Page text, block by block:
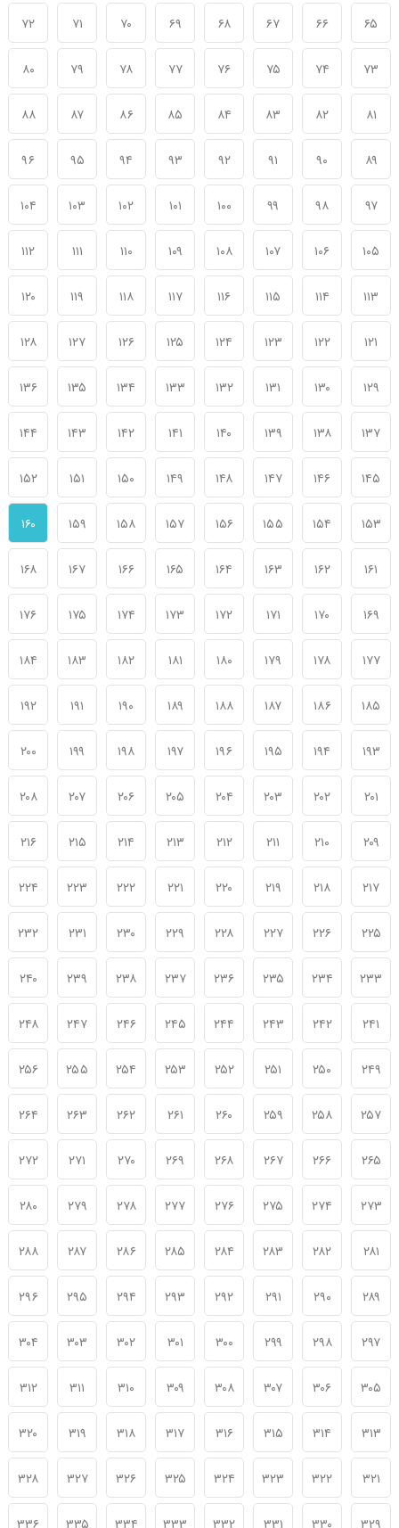
۶۵ ۶۶ ۶۷ ۶۸ ۶۹ ۷۰ ۷۱ ۷۲
۷۳ ۷۴ ۷۵ ۷۶ ۷۷ ۷۸ ۷۹ ۸۰
۸۱ ۸۲ ۸۳ ۸۴ ۸۵ ۸۶ ۸۷ ۸۸
۸۹ ۹۰ ۹۱ ۹۲ ۹۳ ۹۴ ۹۵ ۹۶
۹۷ ۹۸ ۹۹ ۱۰۰ ۱۰۱ ۱۰۲ ۱۰۳ ۱۰۴
۱۰۵ ۱۰۶ ۱۰۷ ۱۰۸ ۱۰۹ ۱۱۰ ۱۱۱ ۱۱۲
۱۱۳ ۱۱۴ ۱۱۵ ۱۱۶ ۱۱۷ ۱۱۸ ۱۱۹ ۱۲۰
۱۲۱ ۱۲۲ ۱۲۳ ۱۲۴ ۱۲۵ ۱۲۶ ۱۲۷ ۱۲۸
۱۲۹ ۱۳۰ ۱۳۱ ۱۳۲ ۱۳۳ ۱۳۴ ۱۳۵ ۱۳۶
۱۳۷ ۱۳۸ ۱۳۹ ۱۴۰ ۱۴۱ ۱۴۲ ۱۴۳ ۱۴۴
۱۴۵ ۱۴۶ ۱۴۷ ۱۴۸ ۱۴۹ ۱۵۰ ۱۵۱ ۱۵۲
۱۵۳ ۱۵۴ ۱۵۵ ۱۵۶ ۱۵۷ ۱۵۸ ۱۵۹ ۱۶۰
۱۶۱ ۱۶۲ ۱۶۳ ۱۶۴ ۱۶۵ ۱۶۶ ۱۶۷ ۱۶۸
۱۶۹ ۱۷۰ ۱۷۱ ۱۷۲ ۱۷۳ ۱۷۴ ۱۷۵ ۱۷۶
۱۷۷ ۱۷۸ ۱۷۹ ۱۸۰ ۱۸۱ ۱۸۲ ۱۸۳ ۱۸۴
۱۸۵ ۱۸۶ ۱۸۷ ۱۸۸ ۱۸۹ ۱۹۰ ۱۹۱ ۱۹۲
۱۹۳ ۱۹۴ ۱۹۵ ۱۹۶ ۱۹۷ ۱۹۸ ۱۹۹ ۲۰۰
۲۰۱ ۲۰۲ ۲۰۳ ۲۰۴ ۲۰۵ ۲۰۶ ۲۰۷ ۲۰۸
۲۰۹ ۲۱۰ ۲۱۱ ۲۱۲ ۲۱۳ ۲۱۴ ۲۱۵ ۲۱۶
۲۱۷ ۲۱۸ ۲۱۹ ۲۲۰ ۲۲۱ ۲۲۲ ۲۲۳ ۲۲۴
۲۲۵ ۲۲۶ ۲۲۷ ۲۲۸ ۲۲۹ ۲۳۰ ۲۳۱ ۲۳۲
۲۳۳ ۲۳۴ ۲۳۵ ۲۳۶ ۲۳۷ ۲۳۸ ۲۳۹ ۲۴۰
۲۴۱ ۲۴۲ ۲۴۳ ۲۴۴ ۲۴۵ ۲۴۶ ۲۴۷ ۲۴۸
۲۴۹ ۲۵۰ ۲۵۱ ۲۵۲ ۲۵۳ ۲۵۴ ۲۵۵ ۲۵۶
۲۵۷ ۲۵۸ ۲۵۹ ۲۶۰ ۲۶۱ ۲۶۲ ۲۶۳ ۲۶۴
۲۶۵ ۲۶۶ ۲۶۷ ۲۶۸ ۲۶۹ ۲۷۰ ۲۷۱ ۲۷۲
۲۷۳ ۲۷۴ ۲۷۵ ۲۷۶ ۲۷۷ ۲۷۸ ۲۷۹ ۲۸۰
۲۸۱ ۲۸۲ ۲۸۳ ۲۸۴ ۲۸۵ ۲۸۶ ۲۸۷ ۲۸۸
۲۸۹ ۲۹۰ ۲۹۱ ۲۹۲ ۲۹۳ ۲۹۴ ۲۹۵ ۲۹۶
۲۹۷ ۲۹۸ ۲۹۹ ۳۰۰ ۳۰۱ ۳۰۲ ۳۰۳ ۳۰۴
۳۰۵ ۳۰۶ ۳۰۷ ۳۰۸ ۳۰۹ ۳۱۰ ۳۱۱ ۳۱۲
۳۱۳ ۳۱۴ ۳۱۵ ۳۱۶ ۳۱۷ ۳۱۸ ۳۱۹ ۳۲۰
۳۲۱ ۳۲۲ ۳۲۳ ۳۲۴ ۳۲۵ ۳۲۶ ۳۲۷ ۳۲۸